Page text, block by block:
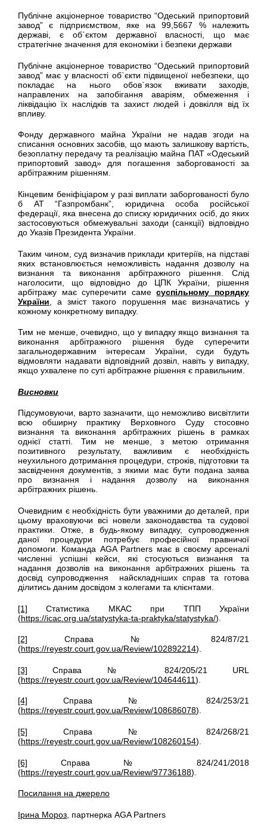
Публічне акціонерное товариство “Одеський припортовий
завод” є підприємством, яке на 99,5667 % належить
державі, є об`єктом державної власності, що має
стратегічне значення для економіки і безпеки держави
Публічне акціонерное товариство “Одеський припортовий
завод” має у власності об`єкти підвищеної небезпеки, що
покладає на нього обов`язок вживати заходів,
направлених на запобігання аваріям, обмеження і
ліквідацію їх наслідків та захист людей і довкілля від їх
впливу.
Фонду державного майна України не надав згоди на
списання основних засобів, що мають залишкову вартість,
безоплатну передачу та реалізацію майна ПАТ «Одеський
припортовий завод» для погашення заборгованості за
арбітражним рішенням.
Кінцевим беніфіціаром у разі виплати заборгованості було
б АТ “Газпромбанк”, юридична особа російської
федерації, яка внесена до списку юридичних осіб, до яких
застосовуються обмежувальні заходи (санкції) відповідно
до Указів Президента України.
Таким чином, суд визначив приклади критеріїв, на підставі
яких встановлюється неможливість надання дозволу на
визнання та виконання арбітражного рішення. Cлід
наголосити, що відповідно до ЦПК України, рішення
арбітражу має суперечити самесуспільному порядку
України , а зміст такого порушення має визначатись у
кожному конкретному випадку.
Тим не менше, очевидно, що у випадку якщо визнання та
виконання арбітражного рішення буде суперечити
загальнодержавним інтересам України, суди будуть
відмовляти надавати відповідний дозвіл, навіть у випадку,
якщо ухвалене по суті арбітражне рішення є правильним.
Висновки
Підсумовуючи, варто зазначити, що неможливо висвітлити
всю обширну практику Верховного Суду стосовно
визнання та виконання арбітражних рішень в рамках
однієї статті. Тим не менше, з метою отримання
позитивного результату, важливим є необхідність
неухильного дотримання процедури, строків, підготовки та
засвідчення документів, з якими має бути подана заява
про визнання і надання дозволу на виконання
арбітражних рішень.
Очевидним є необхідність бути уважними до деталей, при
цьому враховуючи всі новели законодавства та судової
практики. Отже, в будь-якому випадку, супроводження
даної процедури потребує професійної правничої
допомоги. Команда AGA Partners має в своєму арсеналі
численні успішні кейси, які стосуються визнання та
надання дозволів на виконання арбітражних рішень та
досвід супроводження найскладніших справ та готова
ділитись даним досвідом з колегами та клієнтами.
[1] Cтатистика МКАС при ТПП України
(https://icac.org.ua/statystyka-ta-praktyka/statystyka/).
[2] Справа № 824/87/21
(https://reyestr.court.gov.ua/Review/102892214).
[3] Справа № 824/205/21 URL
(https://reyestr.court.gov.ua/Review/104644611).
[4] Справа № 824/253/21
(https://reyestr.court.gov.ua/Review/108686078).
[5] Справа № 824/268/21
(https://reyestr.court.gov.ua/Review/108260154).
[6] Справа № 824/241/2018
(https://reyestr.court.gov.ua/Review/97736188).
Посилання на джерело
Ірина Мороз , партнерка AGA Partners